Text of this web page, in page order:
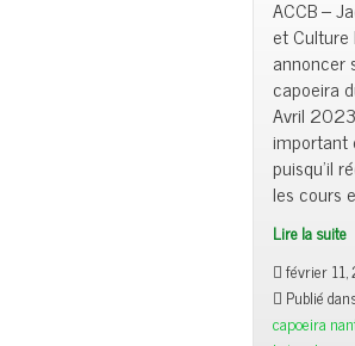
ACCB –
et Culture
annoncer
capoeira
Avril
important
puisqu’il
les cours
Lire la suite
festival
de
février
Publié
capoeira